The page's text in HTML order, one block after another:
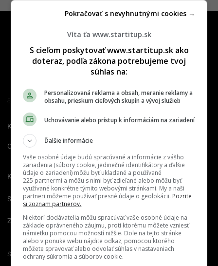
Člen združenia IAB Slovakia
Kontakt Inzercia
O nás
chybu
Kariéra
Spravovať notifikácie
Zrušiť predplatné
Startitup.sk Fontech.sk
Víta ťa www.startitup.sk
S cieľom poskytovať www.startitup.sk ako
doteraz, podľa zákona potrebujeme tvoj
súhlas na:
Personalizovaná reklama a obsah, meranie reklamy a
obsahu, prieskum cieľových skupín a vývoj služieb
Uchovávanie alebo prístup k informáciám na zariadení
Ďalšie informácie
Vaše osobné údaje budú spracúvané a informácie z vášho
zariadenia (súbory cookie, jedinečné identifikátory a ďalšie
údaje o zariadení) môžu byť ukladané a používané
225 partnermi a môžu s nimi byť zdieľané alebo môžu byť
využívané konkrétne týmito webovými stránkami. My a naši
partneri môžeme používať presné údaje o geolokácii. Pozrite
si zoznam partnerov.
Niektorí dodávatelia môžu spracúvať vaše osobné údaje na
základe oprávneného záujmu, proti ktorému môžete vzniesť
námietku pomocou možností nižšie. Dole na tejto stránke
alebo v ponuke webu nájdite odkaz, pomocou ktorého
môžete spravovať alebo odvolať súhlas v nastaveniach
ochrany súkromia a súborov cookie.
Pokračovať s nevyhnutnými cookies →